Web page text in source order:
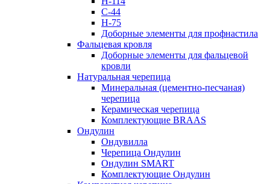
С-44
Н-75
Доборные элементы для профнастила
Фальцевая кровля
Доборные элементы для фальцевой
кровли
Натуральная черепица
Минеральная (цементно-песчаная)
черепица
Керамическая черепица
Комплектующие BRAAS
Ондулин
Ондувилла
Черепица Ондулин
Ондулин SMART
Комплектующие Ондулин